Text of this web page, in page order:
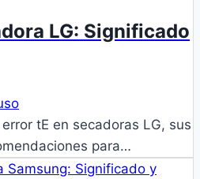
LG: Significado
tE en secadoras LG, sus
para…